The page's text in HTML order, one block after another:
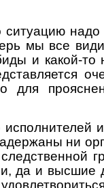
надо
мы все
и какой-то
для
ни
да и высшие